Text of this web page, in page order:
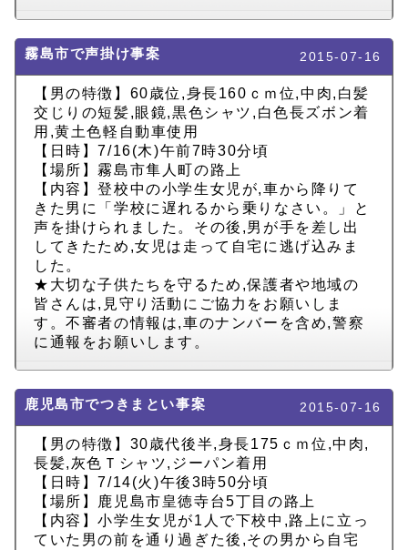
霧島市で声掛け事案 2015-07-16
【男の特徴】60歳位,身長160ｃｍ位,中肉,白髪
交じりの短髪,眼鏡,黒色シャツ,白色長ズボン着
用,黄土色軽自動車使用
【日時】7/16(木)午前7時30分頃
【場所】霧島市隼人町の路上
【内容】登校中の小学生女児が,車から降りて
きた男に「学校に遅れるから乗りなさい。」と
声を掛けられました。その後,男が手を差し出
してきたため,女児は走って自宅に逃げ込みま
した。
★大切な子供たちを守るため,保護者や地域の
皆さんは,見守り活動にご協力をお願いしま
す。不審者の情報は,車のナンバーを含め,警察
に通報をお願いします。
鹿児島市でつきまとい事案 2015-07-16
【男の特徴】30歳代後半,身長175ｃｍ位,中肉,
長髪,灰色Ｔシャツ,ジーパン着用
【日時】7/14(火)午後3時50分頃
【場所】鹿児島市皇徳寺台5丁目の路上
【内容】小学生女児が1人で下校中,路上に立っ
ていた男の前を通り過ぎた後,その男から自宅